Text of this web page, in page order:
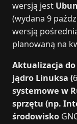
wersją jest
(wydana 9
wersją
planowaną na
Aktualizacja
jądro Linuksa (
systemowe w
sprzętu (np.
środowisko